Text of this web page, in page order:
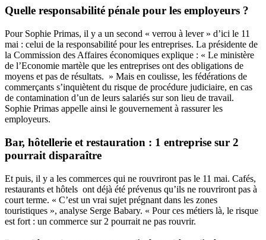
Quelle responsabilité pénale pour les employeurs ?
Pour Sophie Primas, il y a un second « verrou à lever » d’ici le 11
mai : celui de la responsabilité pour les entreprises. La présidente de
la Commission des Affaires économiques explique : « Le ministère
de l’Economie martèle que les entreprises ont des obligations de
moyens et pas de résultats. » Mais en coulisse, les fédérations de
commerçants s’inquiètent du risque de procédure judiciaire, en cas
de contamination d’un de leurs salariés sur son lieu de travail.
Sophie Primas appelle ainsi le gouvernement à rassurer les
employeurs.
Bar, hôtellerie et restauration : 1 entreprise sur 2
pourrait disparaître
Et puis, il y a les commerces qui ne rouvriront pas le 11 mai. Cafés,
restaurants et hôtels ont déjà été prévenus qu’ils ne rouvriront pas à
court terme. « C’est un vrai sujet prégnant dans les zones
touristiques », analyse Serge Babary. « Pour ces métiers là, le risque
est fort : un commerce sur 2 pourrait ne pas rouvrir.